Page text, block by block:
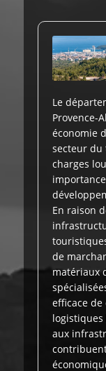
Le
Provence-
économie
secteur du
charges
En raison
de
matériaux
efficace de
aux